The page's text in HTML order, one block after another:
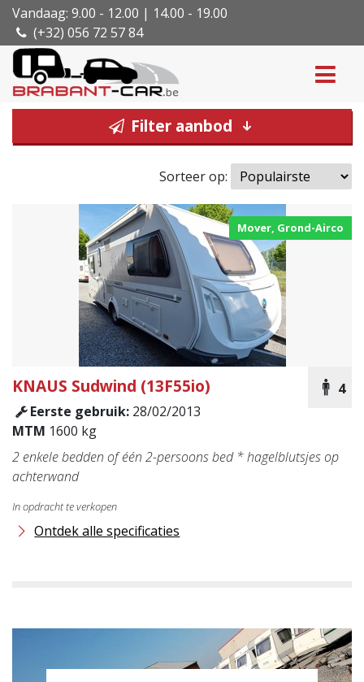
Vandaag: 9.00 - 12.00 | 14.00 - 19.00
(+32) 056 72 57 84
Filter aanbod
Sorteer op:
Mover, Grond-Airco
4
KNAUS Sudwind (13F55io)
Eerste gebruik: 28/02/2013
MTM 1600 kg
2 enkele bedden of één 2-persoons bed * hagelblutsjes op
achterwand
In opdracht te verkopen
Ontdek alle specificaties